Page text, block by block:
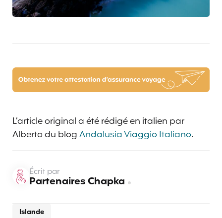
L’article original a été rédigé en italien par
Alberto du blogAndalusia Viaggio Italiano.
Islande
Écrit par
Partenaires Chapka